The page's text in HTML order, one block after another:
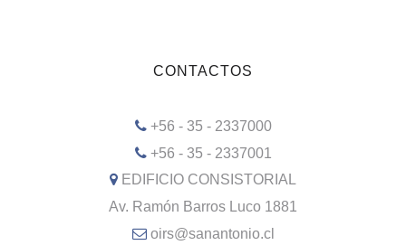
CONTACTOS
+56 - 35 - 2337000
+56 - 35 - 2337001
EDIFICIO CONSISTORIAL
Av. Ramón Barros Luco 1881
oirs@sanantonio.cl